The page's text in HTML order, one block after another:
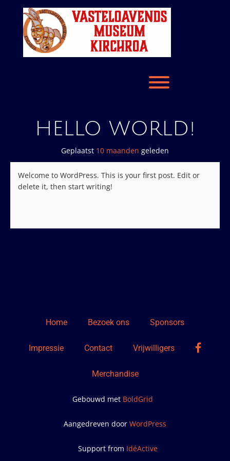
HELLO WORLD!
Geplaatst 10 maanden geleden
Welcome to WordPress. This is your first post. Edit or
delete it, then start writing!
Home Bezoek ons Sponsors
Impressie Contact Vrijwilligers
Merchandise
Gebouwd met BoldGrid
Aangedreven door WordPress
Support from IdéActive